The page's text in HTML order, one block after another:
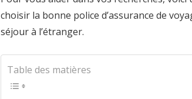
choisir la bonne police d’assurance de
séjour à l’étranger.
Table des matières